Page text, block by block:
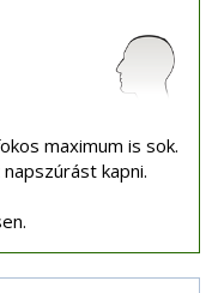
maximum is sok.
kapni.